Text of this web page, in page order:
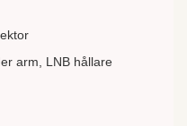
arm, LNB hållare